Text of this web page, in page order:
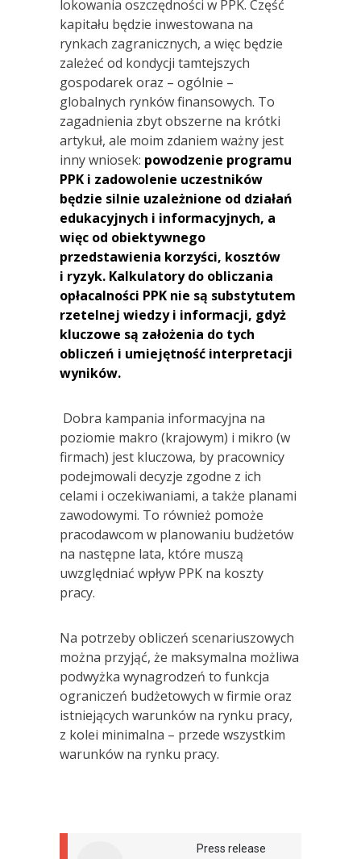
lokowania oszczędności w PPK. Część
kapitału będzie inwestowana na
rynkach zagranicznych, a więc będzie
zależeć od kondycji tamtejszych
gospodarek oraz – ogólnie –
globalnych rynków finansowych. To
zagadnienia zbyt obszerne na krótki
artykuł, ale moim zdaniem ważny jest
inny wniosek: powodzenie programu
PPK i zadowolenie uczestników
będzie silnie uzależnione od działań
edukacyjnych i informacyjnych, a
więc od obiektywnego
przedstawienia korzyści, kosztów
i ryzyk. Kalkulatory do obliczania
opłacalności PPK nie są substytutem
rzetelnej wiedzy i informacji, gdyż
kluczowe są założenia do tych
obliczeń i umiejętność interpretacji
wyników.
Dobra kampania informacyjna na
poziomie makro (krajowym) i mikro (w
firmach) jest kluczowa, by pracownicy
podejmowali decyzje zgodne z ich
celami i oczekiwaniami, a także planami
zawodowymi. To również pomoże
pracodawcom w planowaniu budżetów
na następne lata, które muszą
uwzględniać wpływ PPK na koszty
pracy.
Na potrzeby obliczeń scenariuszowych
można przyjąć, że maksymalna możliwa
podwyżka wynagrodzeń to funkcja
ograniczeń budżetowych w firmie oraz
istniejących warunków na rynku pracy,
z kolei minimalna – przede wszystkim
warunków na rynku pracy.
Press release